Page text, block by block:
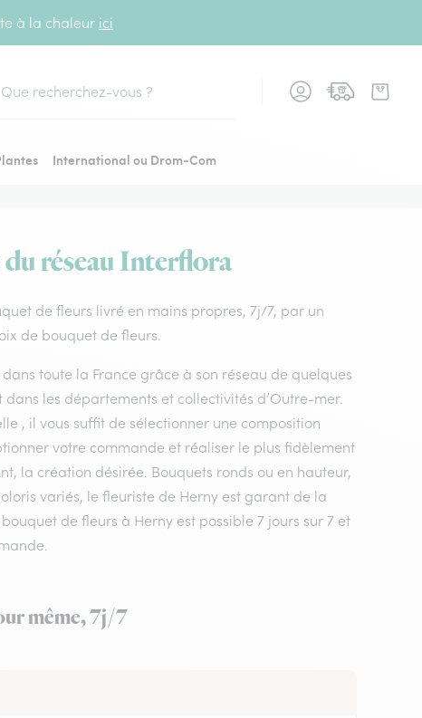
à la chaleur ici
International ou Drom-Com
réseau Interflora
de fleurs livré en mains propres, 7j/7, par un
de bouquet de fleurs.
toute la France grâce à son réseau de quelques
les départements et collectivités d’Outre-mer.
, il vous suffit de sélectionner une composition
votre commande et réaliser le plus fidèlement
la création désirée. Bouquets ronds ou en hauteur,
variés, le fleuriste de Herny est garant de la
de fleurs à Herny est possible 7 jours sur 7 et
même, 7j/7